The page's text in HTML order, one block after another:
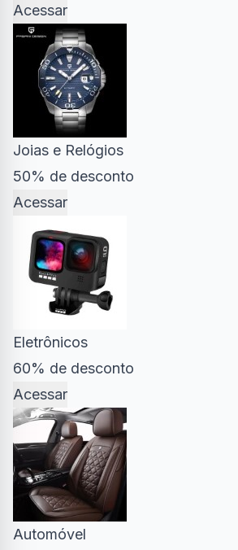
Acessar
Joias e Relógios
50% de desconto
Acessar
Eletrônicos
60% de desconto
Acessar
Automóvel